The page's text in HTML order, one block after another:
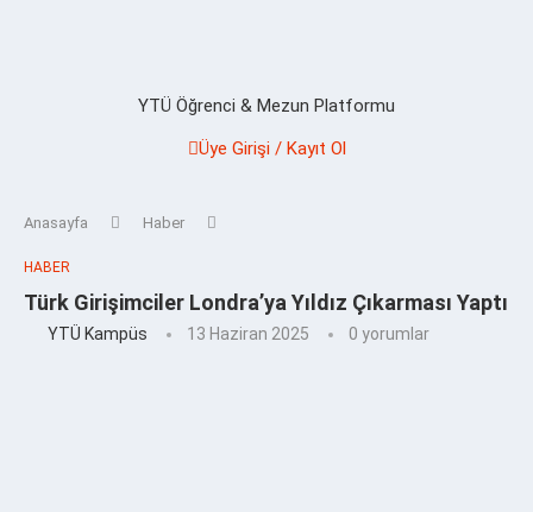
YTÜ Öğrenci & Mezun Platformu
Üye Girişi / Kayıt Ol
Anasayfa Haber
HABER
Türk Girişimciler Londra’ya Yıldız Çıkarması Yaptı
YTÜ Kampüs 13 Haziran 2025 0 yorumlar